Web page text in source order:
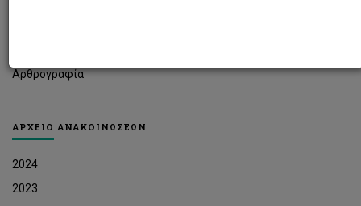
Αρθρογραφία
ΑΡΧΕΙΟ ΑΝΑΚΟΙΝΩΣΕΩΝ
2024
2023